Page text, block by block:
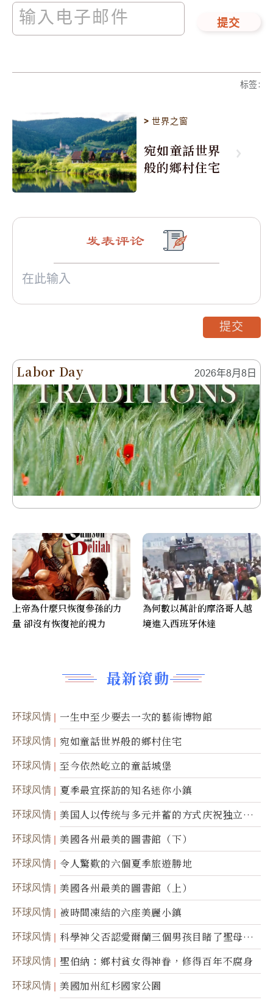
提交
标签:
>世界之窗
宛如童話世界
般的鄉村住宅
Labor Day 2026年8月8日
最新滾動
环球风情 一生中至少要去一次的藝術博物館
环球风情 宛如童話世界般的鄉村住宅
环球风情 至今依然屹立的童話城堡
环球风情 夏季最宜探訪的知名迷你小鎮
环球风情
美国人以传统与多元并蓄的方式庆祝独立日2
50周年
环球风情 美國各州最美的圖書館（下）
环球风情 令人驚歎的六個夏季旅遊勝地
环球风情 美國各州最美的圖書館（上）
环球风情 被時間凍結的六座美麗小鎮
环球风情
科學神父否認愛爾蘭三個男孩目睹了聖母顯
靈
环球风情 聖伯納：鄉村貧女得神眷，修得百年不腐身
环球风情 美國加州紅杉國家公園
发表评论
提交
上帝為什麼只恢復參孫的力
量 卻沒有恢復祂的視力
為何數以萬計的摩洛哥人越
境進入西班牙休達